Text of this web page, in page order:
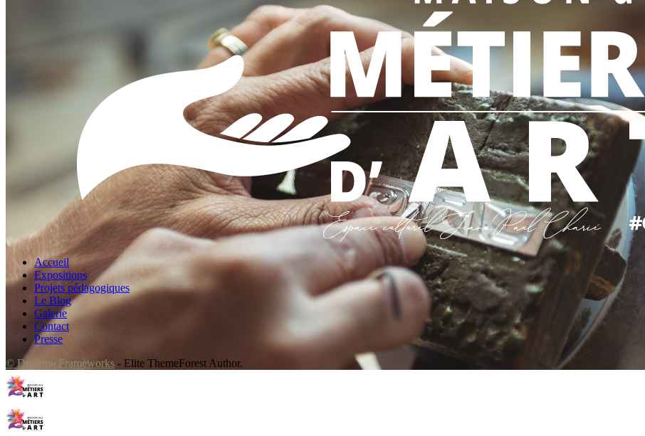
Accueil
Expositions
Projets pédagogiques
Le Blog
Galerie
Contact
Presse
© DynamicFrameworks - Elite ThemeForest Author.